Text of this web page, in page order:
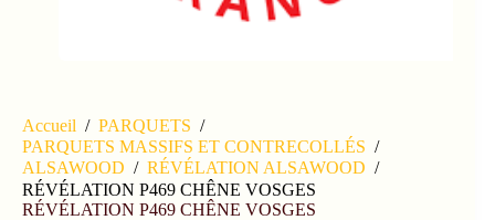
Accueil / PARQUETS /
PARQUETS MASSIFS ET CONTRECOLLÉS /
ALSAWOOD / RÉVÉLATION ALSAWOOD /
RÉVÉLATION P469 CHÊNE VOSGES
RÉVÉLATION P469 CHÊNE VOSGES